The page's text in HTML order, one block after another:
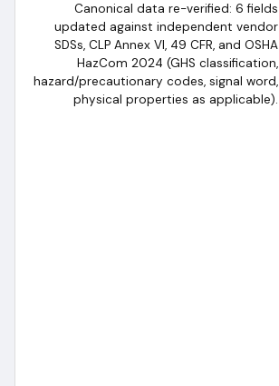
Canonical data re-verified: 6 fields
updated against independent vendor
SDSs, CLP Annex VI, 49 CFR, and OSHA
HazCom 2024 (GHS classification,
hazard/precautionary codes, signal word,
physical properties as applicable).